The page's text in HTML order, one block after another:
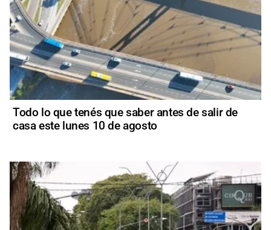
Todo lo que tenés que saber antes de salir de
casa este lunes 10 de agosto